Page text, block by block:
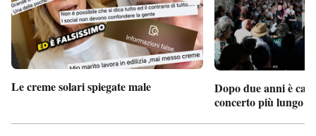
Le creme solari spiegate male
Dopo due anni è
concerto più lungo